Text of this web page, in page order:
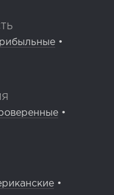
•
•
•